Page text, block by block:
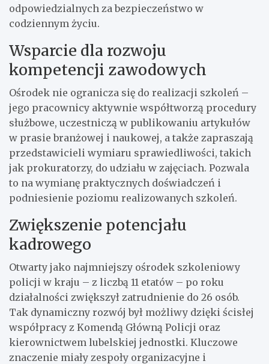
odpowiedzialnych za bezpieczeństwo w
codziennym życiu.
Wsparcie dla rozwoju
kompetencji zawodowych
Ośrodek nie ogranicza się do realizacji szkoleń –
jego pracownicy aktywnie współtworzą procedury
służbowe, uczestniczą w publikowaniu artykułów
w prasie branżowej i naukowej, a także zapraszają
przedstawicieli wymiaru sprawiedliwości, takich
jak prokuratorzy, do udziału w zajęciach. Pozwala
to na wymianę praktycznych doświadczeń i
podniesienie poziomu realizowanych szkoleń.
Zwiększenie potencjału
kadrowego
Otwarty jako najmniejszy ośrodek szkoleniowy
policji w kraju – z liczbą 11 etatów – po roku
działalności zwiększył zatrudnienie do 26 osób.
Tak dynamiczny rozwój był możliwy dzięki ścisłej
współpracy z Komendą Główną Policji oraz
kierownictwem lubelskiej jednostki. Kluczowe
znaczenie miały zespoły organizacyjne i